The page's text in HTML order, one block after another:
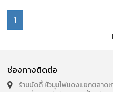
1
ช่องทางติดต่อ
ร้านบัดดี้ หัวมุมไฟแดงแยกตลาดเ